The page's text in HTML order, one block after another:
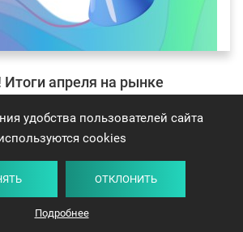
апреля на рынке
аналитикой по сделкам за апрель.
удобства пользователей сайта
cookies
ОТКЛОНИТЬ
Подробнее